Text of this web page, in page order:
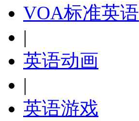
VOA标准英语
|
英语动画
|
英语游戏